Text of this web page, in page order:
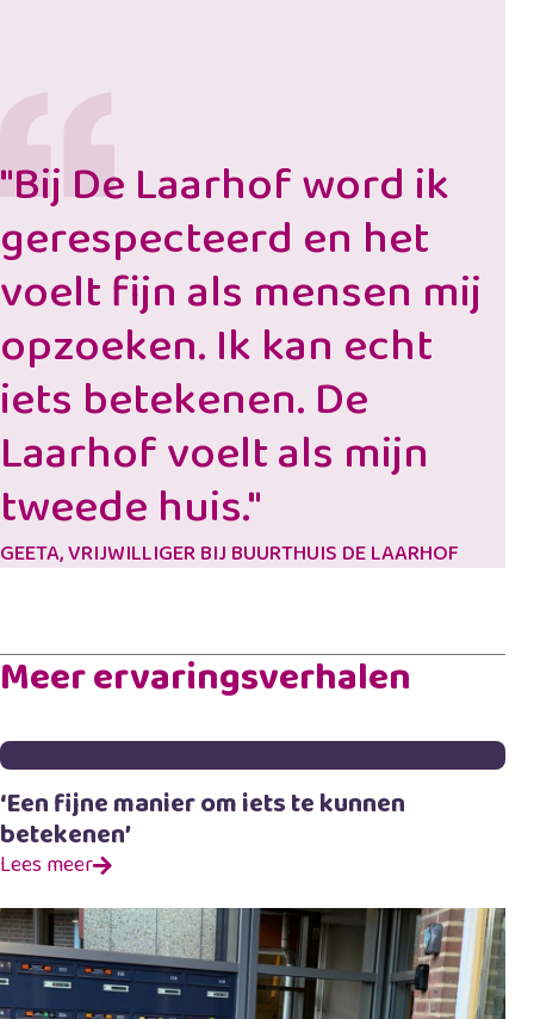
"Bij De Laarhof word ik
gerespecteerd en het
voelt fijn als mensen mij
opzoeken. Ik kan echt
iets betekenen. De
Laarhof voelt als mijn
tweede huis."
GEETA, VRIJWILLIGER BIJ BUURTHUIS DE LAARHOF
Meer ervaringsverhalen
‘Een fijne manier om iets te kunnen
betekenen’
Lees meer